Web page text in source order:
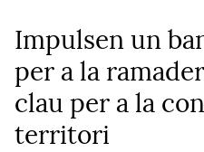
Impulsen un
per a la
clau per a la
territori